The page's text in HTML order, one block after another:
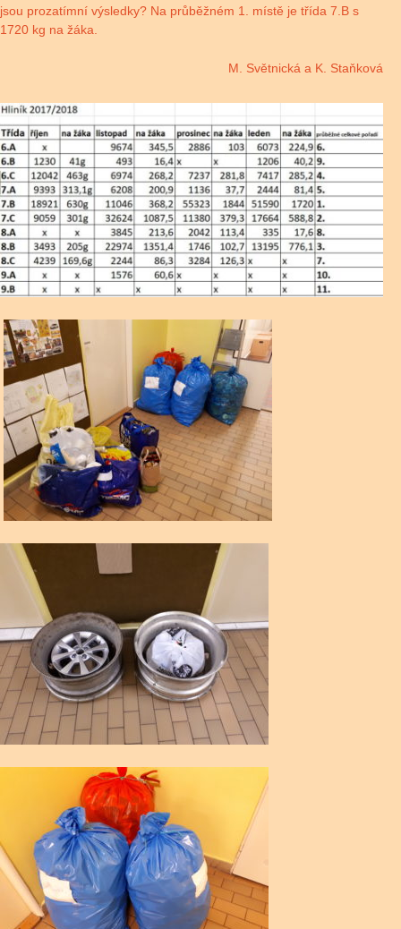
jsou prozatímní výsledky? Na průběžném 1. místě je třída 7.B s
1720 kg na žáka.
M. Světnická a K. Staňková